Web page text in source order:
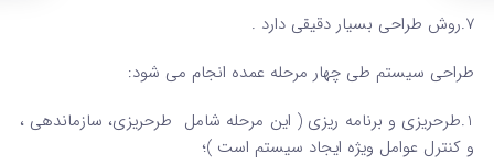
7.روش طراحی بسیار دقیقی دارد .
طراحی سیستم طی چهار مرحله عمده انجام می شود:
1.طرحریزی و برنامه ریزی ( این مرحله شامل طرحریزی، سازماندهی ،
و کنترل عوامل ویژه ایجاد سیستم است )؛